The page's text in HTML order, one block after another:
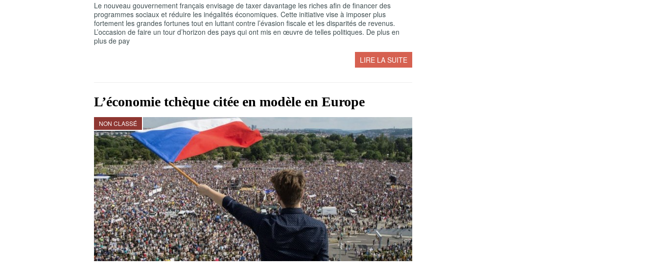
Le nouveau gouvernement français envisage de taxer davantage les riches afin de financer des
programmes sociaux et réduire les inégalités économiques. Cette initiative vise à imposer plus
fortement les grandes fortunes tout en luttant contre l’évasion fiscale et les disparités de revenus.
L’occasion de faire un tour d’horizon des pays qui ont mis en œuvre de telles politiques. De plus en
plus de pay
LIRE LA SUITE
L’économie tchèque citée en modèle en Europe
NON CLASSÉ